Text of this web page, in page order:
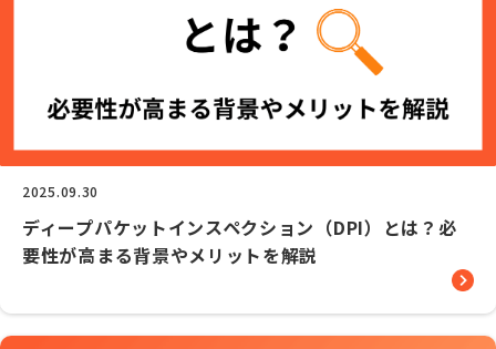
2025.09.30
ディープパケットインスペクション（DPI）とは？必
要性が高まる背景やメリットを解説